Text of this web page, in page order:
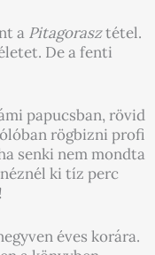
a Pitagorasztétel.
De a fenti
papucsban, rövid
rögbizni profi
senki nem mondta
ki tíz perc
éves korára.